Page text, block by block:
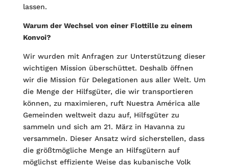
lassen.
Warum der Wechsel von einer Flottille zu einem
Konvoi?
Wir wurden mit Anfragen zur Unterstützung dieser
wichtigen Mission überschüttet. Deshalb öffnen
wir die Mission für Delegationen aus aller Welt. Um
die Menge der Hilfsgüter, die wir transportieren
können, zu maximieren, ruft Nuestra América alle
Gemeinden weltweit dazu auf, Hilfsgüter zu
sammeln und sich am 21. März in Havanna zu
versammeln. Dieser Ansatz wird sicherstellen, dass
die größtmögliche Menge an Hilfsgütern auf
möglichst effiziente Weise das kubanische Volk